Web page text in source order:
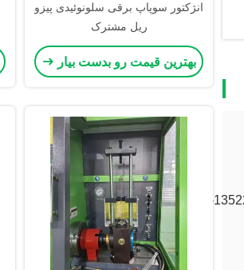
انژکتور سوپاپ برقی سلونوئیدی پیزو
ریل مشترک
بهترین قیمت رو بدست بیار